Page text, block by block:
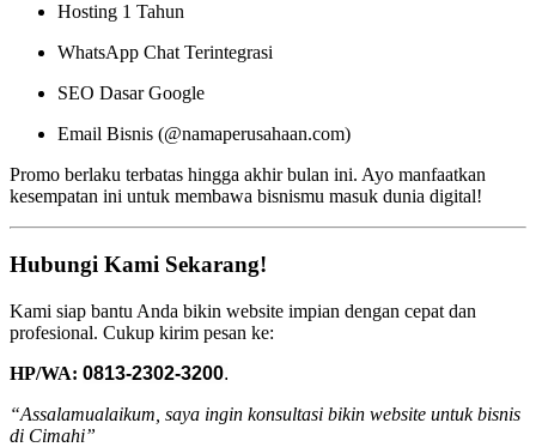
Hosting 1 Tahun
WhatsApp Chat Terintegrasi
SEO Dasar Google
Email Bisnis (@namaperusahaan.com)
Promo berlaku terbatas hingga akhir bulan ini. Ayo manfaatkan
kesempatan ini untuk membawa bisnismu masuk dunia digital!
Hubungi Kami Sekarang!
Kami siap bantu Anda bikin website impian dengan cepat dan
profesional. Cukup kirim pesan ke:
HP/WA: 0813-2302-3200.
“Assalamualaikum, saya ingin konsultasi bikin website untuk bisnis
di Cimahi”